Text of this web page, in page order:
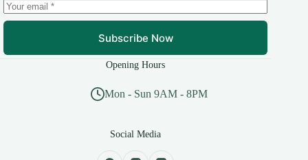
Subscribe Now
Opening Hours
Mon - Sun 9AM - 8PM
Social Media